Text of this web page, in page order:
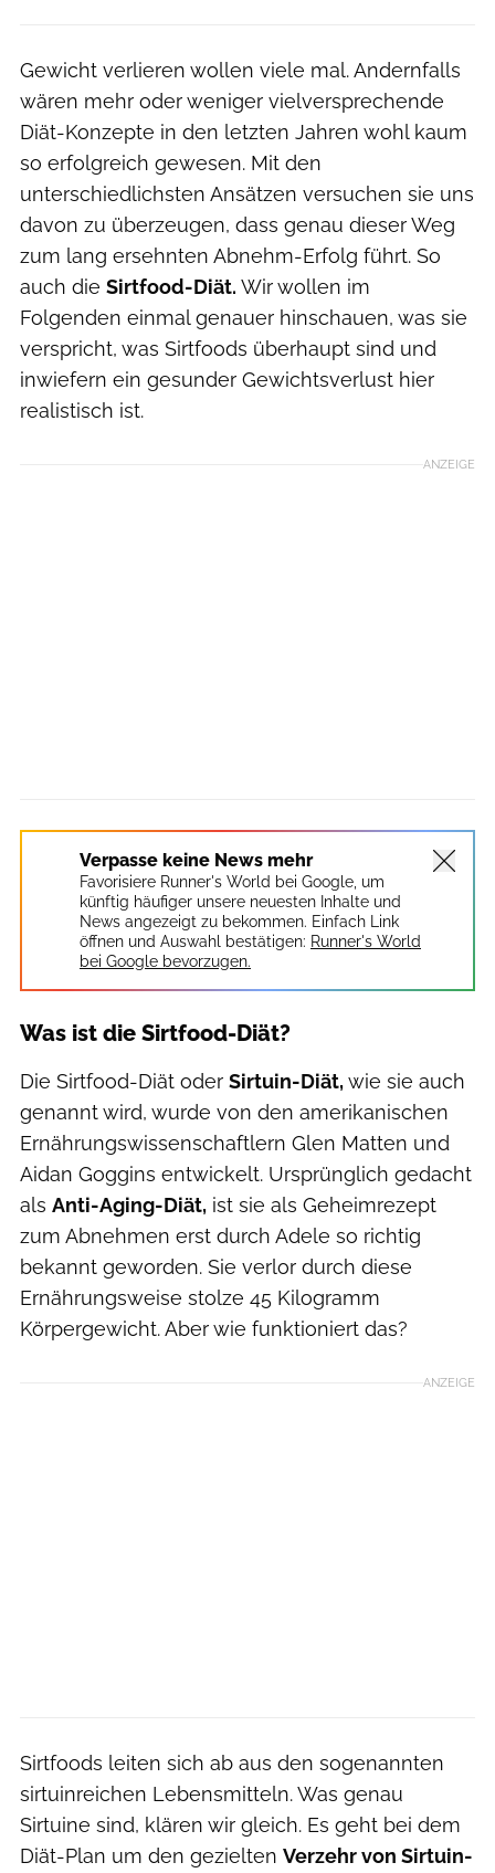
Gewicht verlieren wollen viele mal. Andernfalls
wären mehr oder weniger vielversprechende
Diät-Konzepte in den letzten Jahren wohl kaum
so erfolgreich gewesen. Mit den
unterschiedlichsten Ansätzen versuchen sie uns
davon zu überzeugen, dass genau dieser Weg
zum lang ersehnten Abnehm-Erfolg führt. So
auch die Sirtfood-Diät. Wir wollen im
Folgenden einmal genauer hinschauen, was sie
verspricht, was Sirtfoods überhaupt sind und
inwiefern ein gesunder Gewichtsverlust hier
realistisch ist.
ANZEIGE
Verpasse keine News mehr
Favorisiere Runner's World bei Google, um
künftig häufiger unsere neuesten Inhalte und
News angezeigt zu bekommen. Einfach Link
öffnen und Auswahl bestätigen: Runner's World
bei Google bevorzugen.
Was ist die Sirtfood-Diät?
Die Sirtfood-Diät oder Sirtuin-Diät,wie sie auch
genannt wird, wurde von den amerikanischen
Ernährungswissenschaftlern Glen Matten und
Aidan Goggins entwickelt. Ursprünglich gedacht
als Anti-Aging-Diät, ist sie als Geheimrezept
zum Abnehmen erst durch Adele so richtig
bekannt geworden. Sie verlor durch diese
Ernährungsweise stolze 45 Kilogramm
Körpergewicht. Aber wie funktioniert das?
ANZEIGE
Sirtfoods leiten sich ab aus den sogenannten
sirtuinreichen Lebensmitteln. Was genau
Sirtuine sind, klären wir gleich. Es geht bei dem
Diät-Plan um den gezielten Verzehr von Sirtuin-